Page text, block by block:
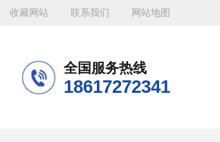
收藏网站 联系我们 网站地图
全国服务热线
18617272341